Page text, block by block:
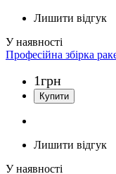
Лишити відгук
Професійна збірка
1грн
Лишити відгук